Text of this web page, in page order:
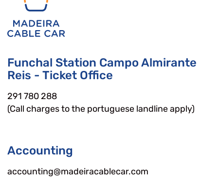
Funchal Station Campo Almirante
Reis - Ticket Office
291 780 288
(Call charges to the portuguese landline apply)
Accounting
accounting@madeiracablecar.com